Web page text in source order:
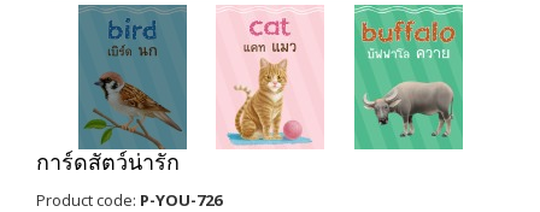
การ์ดสัตว์น่ารัก
Product code: P-YOU-726